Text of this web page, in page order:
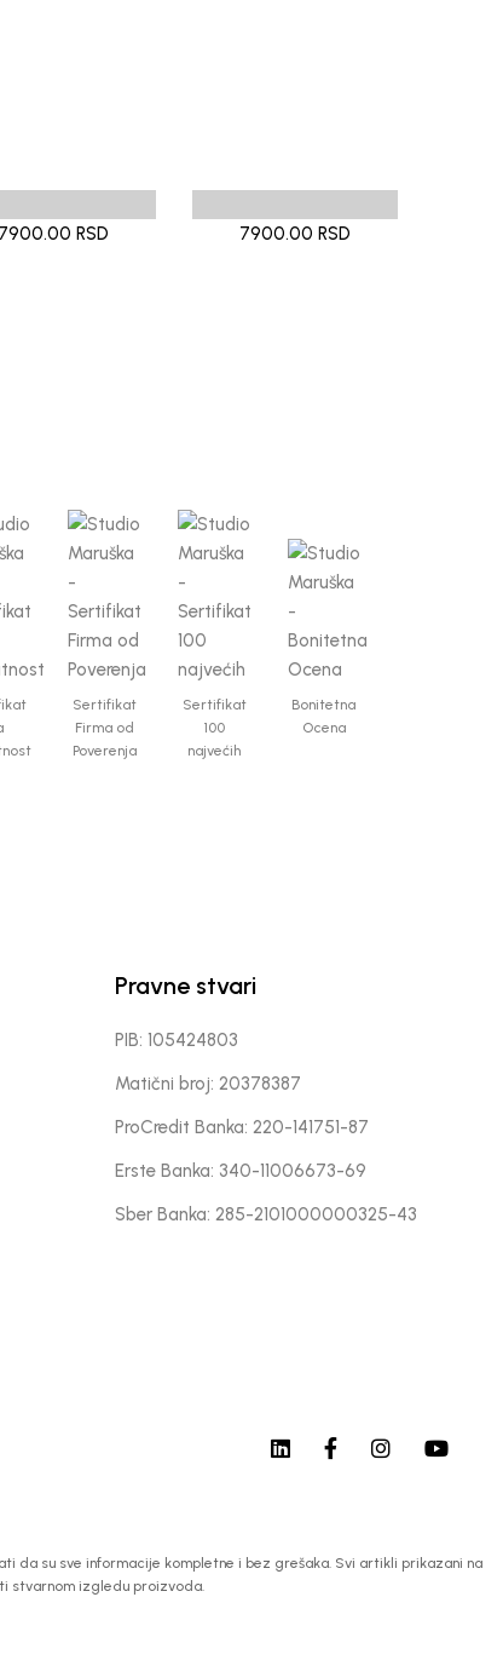
7900.00 RSD 7900.00 RSD
Sertifikat
Firma od
Poverenja
Sertifikat
100
najvećih
Bonitetna
Ocena
Pravne stvari
PIB: 105424803
Matični broj: 20378387
ProCredit Banka: 220-141751-87
Erste Banka: 340-11006673-69
Sber Banka: 285-2101000000325-43
da su sve informacije kompletne i bez grešaka. Svi artikli prikazani na
stvarnom izgledu proizvoda.